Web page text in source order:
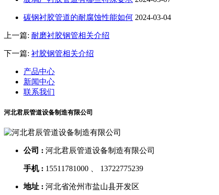
碳钢衬胶管道的耐腐蚀性能如何 2024-03-04
上一篇: 耐磨衬胶钢管相关介绍
下一篇: 衬胶钢管相关介绍
产品中心
新闻中心
联系我们
河北君辰管道设备制造有限公司
公司 : 河北君辰管道设备制造有限公司
手机 : 15511781000 、 13722775239
地址 : 河北省沧州市盐山县开发区